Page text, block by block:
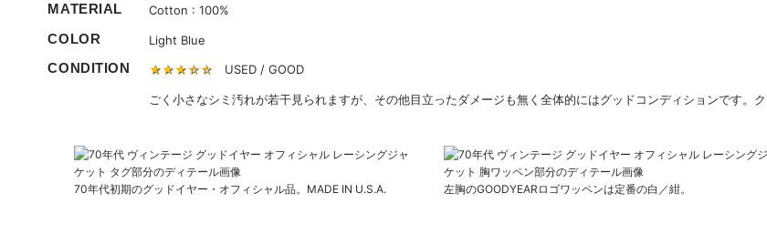
MATERIAL Cotton : 100%
COLOR Light Blue
CONDITION ★★★☆☆ USED / GOOD
ごく小さなシミ汚れが若干見られますが、その他目立ったダメージも無く全体的にはグッドコンディションです。ク
70年代初期のグッドイヤー・オフィシャル品。MADE IN U.S.A. 左胸のGOODYEARロゴワッペンは定番の白／紺。